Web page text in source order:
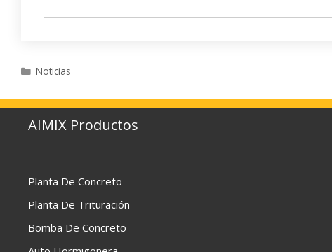
Categories
Noticias
AIMIX Productos
Planta De Concreto
Planta De Trituración
Bomba De Concreto